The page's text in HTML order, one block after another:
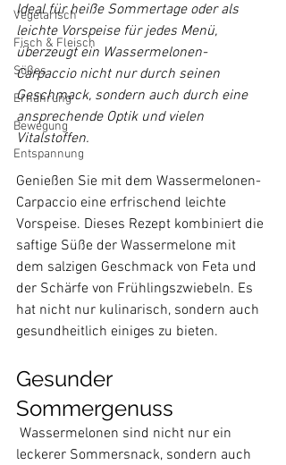
Vegetarisch
Fisch & Fleisch
Süßes
Ernährung
Bewegung
Entspannung
Ideal für heiße Sommertage oder als
leichte Vorspeise für jedes Menü,
überzeugt ein Wassermelonen-
Carpaccio nicht nur durch seinen
Geschmack, sondern auch durch eine
ansprechende Optik und vielen
Vitalstoffen.
Genießen Sie mit dem Wassermelonen-
Carpaccio eine erfrischend leichte
Vorspeise. Dieses Rezept kombiniert die
saftige Süße der Wassermelone mit
dem salzigen Geschmack von Feta und
der Schärfe von Frühlingszwiebeln. Es
hat nicht nur kulinarisch, sondern auch
Gesunder
Sommergenuss
leckerer Sommersnack, sondern auch